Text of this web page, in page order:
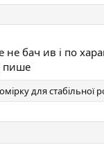
не бач ив і по
пише
для стабільної